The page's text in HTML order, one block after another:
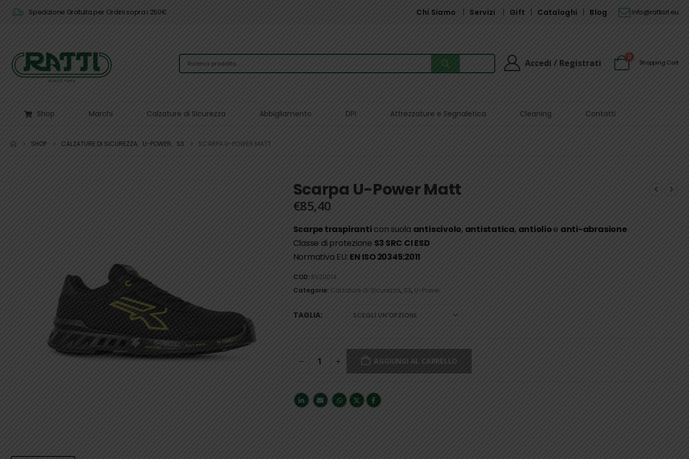
Spedizione Gratuita per Ordini sopra i 250€ Chi Siamo Servizi Gift Cataloghi Blog info@rattisrl.eu
Accedi / Registrati
0
Shopping Cart
Shop Marchi Calzature di Sicurezza Abbigliamento DPI Attrezzature e Segnaletica Cleaning Contatti
SHOP CALZATURE DI SICUREZZA, U-POWER S3 SCARPA U-POWER MATT
Scarpa U-Power Matt
€85,40
Scarpe traspiranticon suola antiscivolo, antistatica, antiolioe anti-abrasione
Classe di protezione S3 SRC CI ESD
Normativa EU: EN ISO 20345:2011
COD: RV20014
Categorie: Calzature di Sicurezza, S3, U-Power
TAGLIA
AGGIUNGI AL CARRELLO